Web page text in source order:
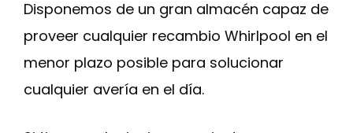
Disponemos de un gran almacén capaz de
proveer cualquier recambio Whirlpool en el
menor plazo posible para solucionar
cualquier avería en el día.